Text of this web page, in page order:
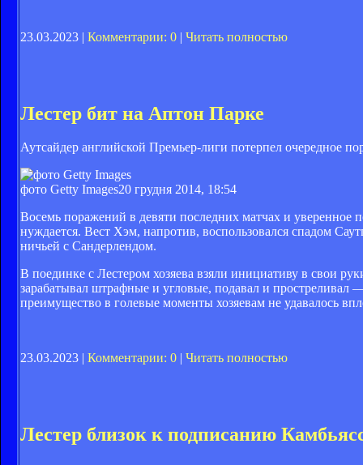
23.03.2023 | Комментарии: 0 | Читать полностью
Лестер бит на Аптон Парке
Аутсайдер английской Премьер-лиги потерпел очередное
фото Getty Images20 грудня 2014, 18:54
Восемь поражений в девяти последних матчах и уверенное
нуждается. Вест Хэм, напротив, воспользовался спадом
ничьей с Сандерлендом.
В поединке с Лестером хозяева взяли инициативу в свои
зарабатывал штрафные и угловые, подавал и
преимущество в голевые моменты хозяевам не удавалось
23.03.2023 | Комментарии: 0 | Читать полностью
Лестер близок к подписанию